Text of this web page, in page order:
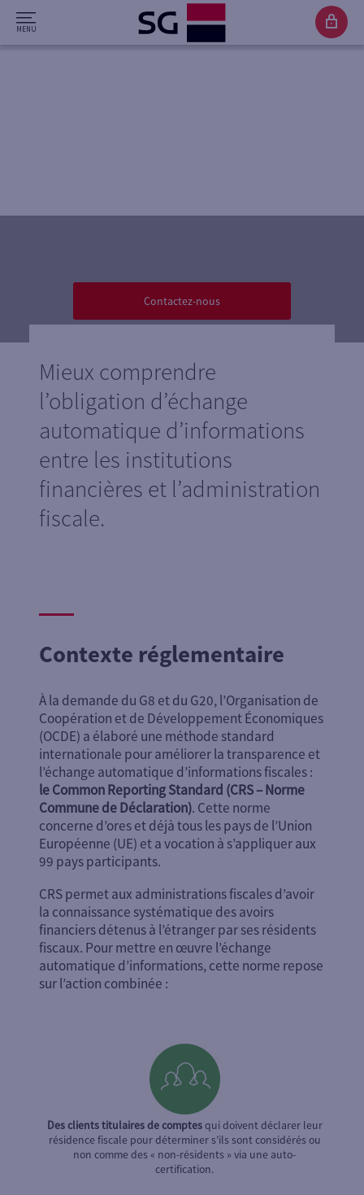
Contactez-nous
Mieux comprendre
l’obligation d’échange
automatique d’informations
entre les institutions
financières et l’administration
fiscale.
Contexte réglementaire
À la demande du G8 et du G20, l’Organisation de
Coopération et de Développement Économiques
(OCDE) a élaboré une méthode standard
internationale pour améliorer la transparence et
l’échange automatique d’informations fiscales :
le Common Reporting Standard (CRS – Norme
Commune de Déclaration). Cette norme
concerne d’ores et déjà tous les pays de l’Union
Européenne (UE) et a vocation à s’appliquer aux
99 pays participants.
CRS permet aux administrations fiscales d’avoir
la connaissance systématique des avoirs
financiers détenus à l’étranger par ses résidents
fiscaux. Pour mettre en œuvre l’échange
automatique d’informations, cette norme repose
sur l’action combinée :
Des clients titulaires de comptesqui doivent déclarer leur
résidence fiscale pour déterminer s’ils sont considérés ou
non comme des « non-résidents » via une auto-
certification.